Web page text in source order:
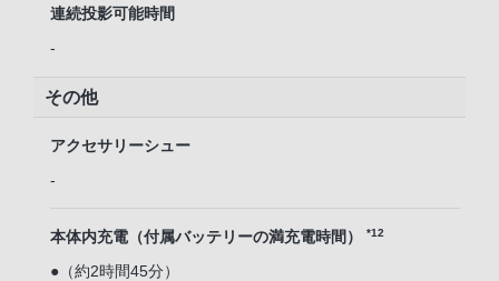
連続投影可能時間
-
その他
アクセサリーシュー
-
本体内充電（付属バッテリーの満充電時間） *12
●（約2時間45分）